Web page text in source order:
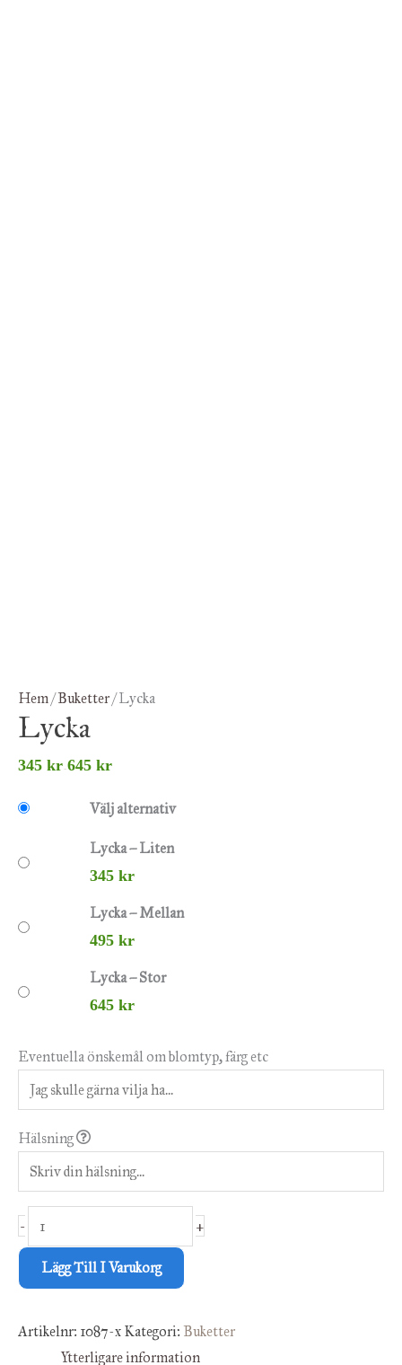
Hem/Buketter/ Lycka
Lycka
345 kr–645 kr
Välj alternativ
Lycka – Liten
345 kr
Lycka – Mellan
495 kr
Lycka – Stor
645 kr
Eventuella önskemål om blomtyp, färg etc
Hälsning
- +
Lägg Till I Varukorg
Artikelnr: 1087-x Kategori: Buketter
Ytterligare information